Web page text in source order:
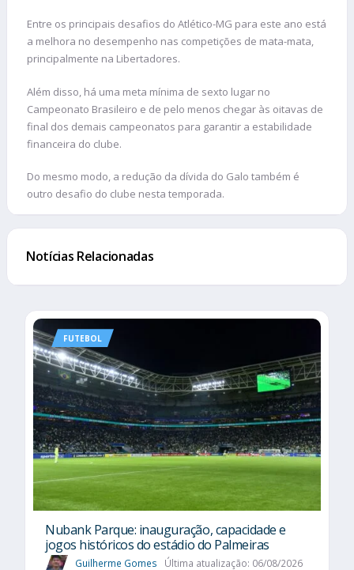
Entre os principais desafios do Atlético-MG para este ano está
a melhora no desempenho nas competições de mata-mata,
principalmente na Libertadores.
Além disso, há uma meta mínima de sexto lugar no
Campeonato Brasileiro e de pelo menos chegar às oitavas de
final dos demais campeonatos para garantir a estabilidade
financeira do clube.
Do mesmo modo, a redução da dívida do Galo também é
outro desafio do clube nesta temporada.
Notícias Relacionadas
FUTEBOL
Nubank Parque: inauguração, capacidade e
jogos históricos do estádio do Palmeiras
Guilherme Gomes Última atualização: 06/08/2026